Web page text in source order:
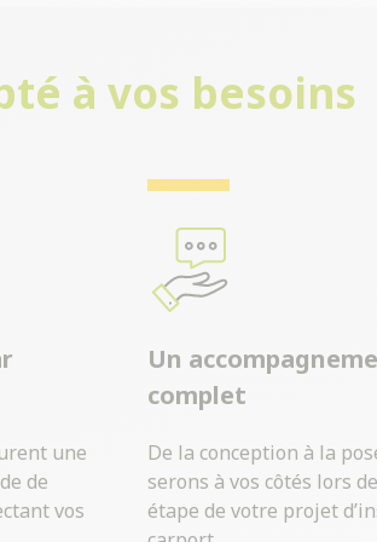
à vos besoins
une
de
vos
Un
complet
De la conception à la
serons à vos côtés lors
étape de votre projet